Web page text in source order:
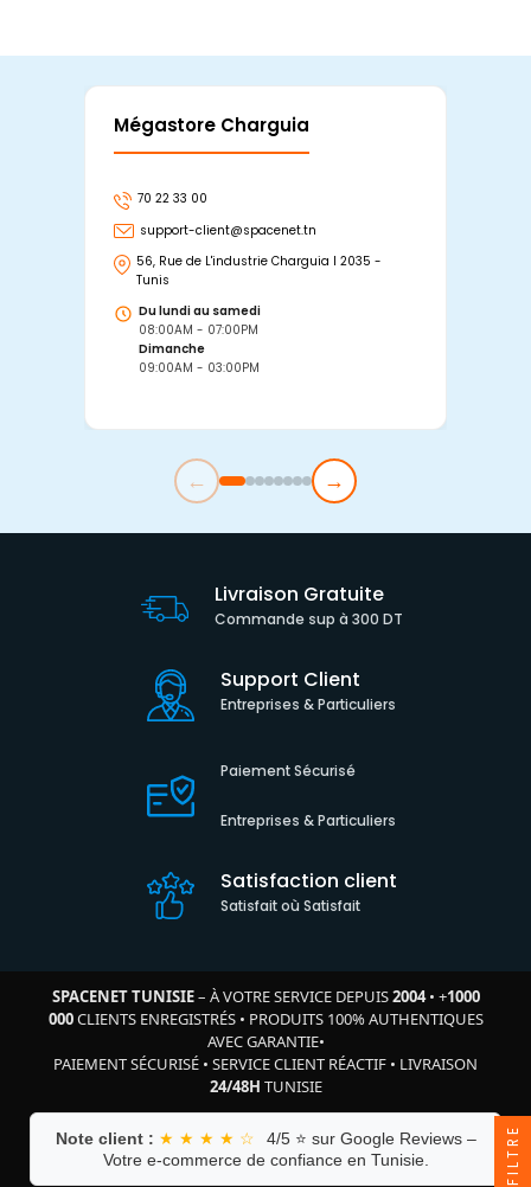
Mégastore Charguia
70 22 33 00
support-client@spacenet.tn
56, Rue de L'industrie Charguia I 2035 -
Tunis
Du lundi au samedi
08:00AM - 07:00PM
Dimanche
09:00AM - 03:00PM
← →
Livraison Gratuite
Commande sup à 300 DT
Support Client
Entreprises & Particuliers
Paiement Sécurisé
Entreprises & Particuliers
Satisfaction client
Satisfait où Satisfait
SPACENET TUNISIE– À VOTRE SERVICE DEPUIS2004• +1000
000CLIENTS ENREGISTRÉS• PRODUITS 100% AUTHENTIQUES
AVEC GARANTIE•
PAIEMENT SÉCURISÉ • SERVICE CLIENT RÉACTIF • LIVRAISON
24/48H TUNISIE
Note client : ★ ★ ★ ★ ☆
4/5 ⭐ sur Google Reviews –
Votre e-commerce de confiance en Tunisie.
FILTRE